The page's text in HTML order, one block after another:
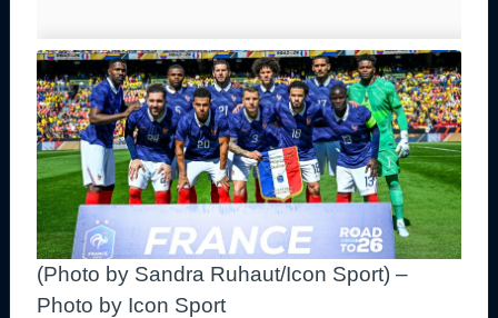
(Photo by Sandra Ruhaut/Icon Sport) –
Photo by Icon Sport